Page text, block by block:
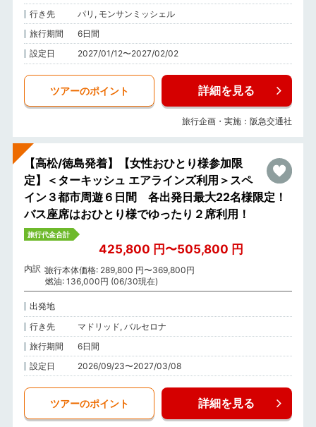
行き先
パリ, モンサンミッシェル
旅行期間
6日間
設定日
2027/01/12〜2027/02/02
ツアーのポイント 詳細を見る
旅行企画・実施：阪急交通社
【高松/徳島発着】【女性おひとり様参加限
定】＜ターキッシュ エアラインズ利用＞スペ
イン３都市周遊６日間 各出発日最大22名様限定！
バス座席はおひとり様でゆったり２席利用！
旅行代金合計
425,800 円〜505,800 円
内訳 旅行本体価格: 289,800 円〜369,800円
燃油: 136,000円 (06/30現在)
出発地
行き先
マドリッド, バルセロナ
旅行期間
6日間
設定日
2026/09/23〜2027/03/08
ツアーのポイント 詳細を見る